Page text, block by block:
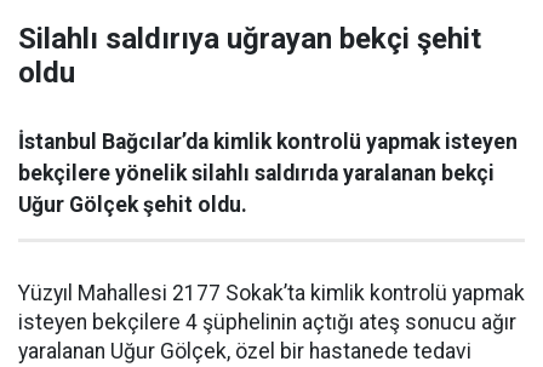
Silahlı saldırıya uğrayan bekçi şehit
oldu
İstanbul Bağcılar’da kimlik kontrolü yapmak isteyen
bekçilere yönelik silahlı saldırıda yaralanan bekçi
Uğur Gölçek şehit oldu.
Yüzyıl Mahallesi 2177 Sokak’ta kimlik kontrolü yapmak
isteyen bekçilere 4 şüphelinin açtığı ateş sonucu ağır
yaralanan Uğur Gölçek, özel bir hastanede tedavi